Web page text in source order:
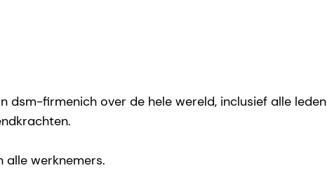
dsm-firmenich over de hele wereld, inclusief alle leden
alle werknemers.